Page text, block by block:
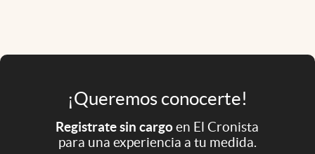
¡Queremos conocerte!
Registrate sin cargoen El Cronista
para una experiencia a tu medida.